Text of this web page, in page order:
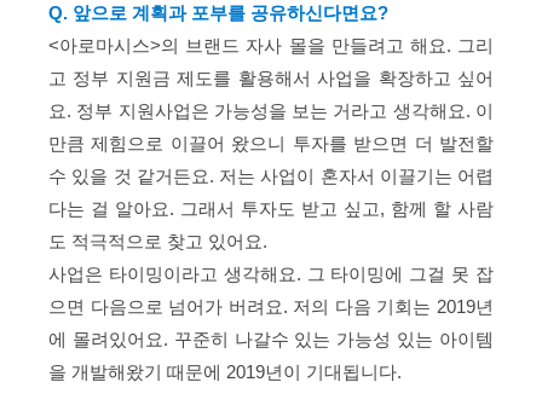
Q. 앞으로 계획과 포부를 공유하신다면요?
<아로마시스>의 브랜드 자사 몰을 만들려고 해요. 그리
고 정부 지원금 제도를 활용해서 사업을 확장하고 싶어
요. 정부 지원사업은 가능성을 보는 거라고 생각해요. 이
만큼 제힘으로 이끌어 왔으니 투자를 받으면 더 발전할
수 있을 것 같거든요. 저는 사업이 혼자서 이끌기는 어렵
다는 걸 알아요. 그래서 투자도 받고 싶고, 함께 할 사람
도 적극적으로 찾고 있어요.
사업은 타이밍이라고 생각해요. 그 타이밍에 그걸 못 잡
으면 다음으로 넘어가 버려요. 저의 다음 기회는 2019년
에 몰려있어요. 꾸준히 나갈수 있는 가능성 있는 아이템
을 개발해왔기 때문에 2019년이 기대됩니다.